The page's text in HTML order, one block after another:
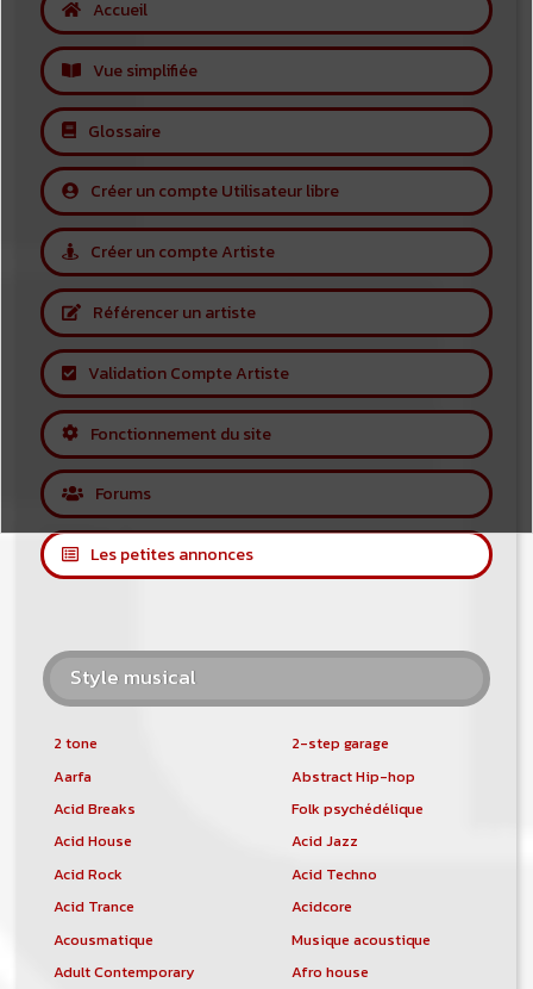
Accueil
Vue simplifiée
Glossaire
Créer un compte Utilisateur libre
Créer un compte Artiste
Référencer un artiste
Validation Compte Artiste
Fonctionnement du site
Forums
Les petites annonces
Style musical
2 tone
2-step garage
Aarfa
Abstract Hip-hop
Acid Breaks
Folk psychédélique
Acid House
Acid Jazz
Acid Rock
Acid Techno
Acid Trance
Acidcore
Acousmatique
Musique acoustique
Adult Contemporary
Afro house